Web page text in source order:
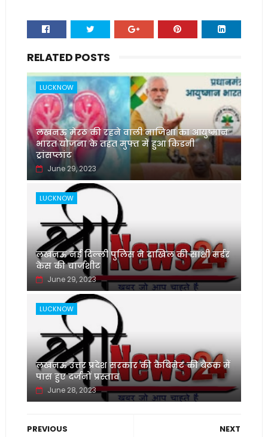
RELATED POSTS
LUCKNOW
लखनऊ मेरठ की रहने वाली नाजिशा का आयुष्मान
भारत योजना के तहत मुफ्त में हुआ किडनी
ट्रांसप्लांट
June 29, 2023
LUCKNOW
लखनऊ नई दिल्ली पुलिस ने दाखिल की साक्षी मर्डर
केस की चार्जशीट
June 29, 2023
LUCKNOW
लखनऊ उत्तर प्रदेश सरकार की कैबिनेट की बैठक में
पास हुए दर्जनों प्रस्ताव
June 28, 2023
NEXT
PREVIOUS